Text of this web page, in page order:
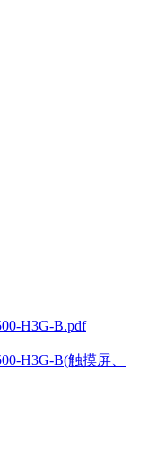
H3G-B.pdf
H3G-B(触摸屏、